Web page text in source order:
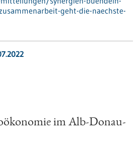
geht-die-naechste-
im Alb-Donau-